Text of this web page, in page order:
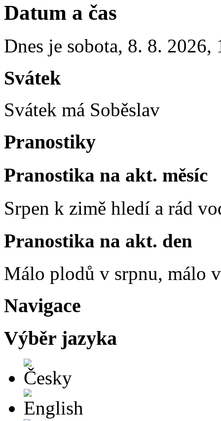
Datum a čas
Dnes je sobota, 8. 8. 2026,
Svátek
Svátek má Soběslav
Pranostiky
Pranostika na akt. měsíc
Srpen k zimě hledí a rád
Pranostika na akt. den
Málo plodů v srpnu, málo
Navigace
Výběr jazyka